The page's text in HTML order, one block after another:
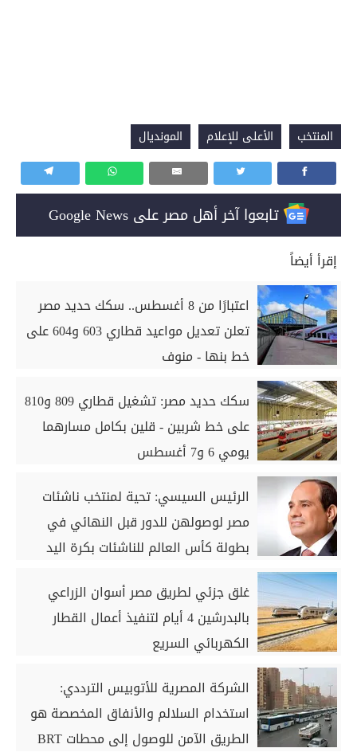
المنتخب الأعلى للإعلام المونديال
تابعوا آخر أهل مصر على Google News
إقرأ أيضاً
اعتبارًا من 8 أغسطس.. سكك حديد مصر
تعلن تعديل مواعيد قطاري 603 و604 على
خط بنها - منوف
سكك حديد مصر: تشغيل قطاري 809 و810
على خط شربين - قلين بكامل مسارهما
يومي 6 و7 أغسطس
الرئيس السيسي: تحية لمنتخب ناشئات
مصر لوصولهن للدور قبل النهائي في
بطولة كأس العالم للناشئات بكرة اليد
غلق جزئي لطريق مصر أسوان الزراعي
بالبدرشين 4 أيام لتنفيذ أعمال القطار
الكهربائي السريع
الشركة المصرية للأتوبيس الترددي:
استخدام السلالم والأنفاق المخصصة هو
الطريق الآمن للوصول إلى محطات BRT